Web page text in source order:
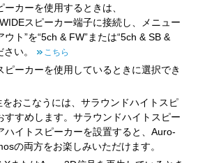
カーを使用するときは、
スピーカー端子に接続し、メニュー
ウト”を“5ch & FW”または“5ch & SB &
い。
こちら
ピーカーを使用しているときに選択でき
おこなうには、サラウンドハイトスピ
すすめします。サラウンドハイトスピー
ハイトスピーカーを設置すると、Auro-
の両方をお楽しみいただけます。